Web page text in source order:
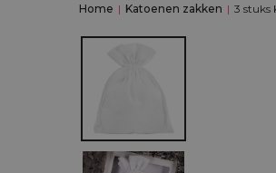
Home | Katoenen zakken | 3 stuks